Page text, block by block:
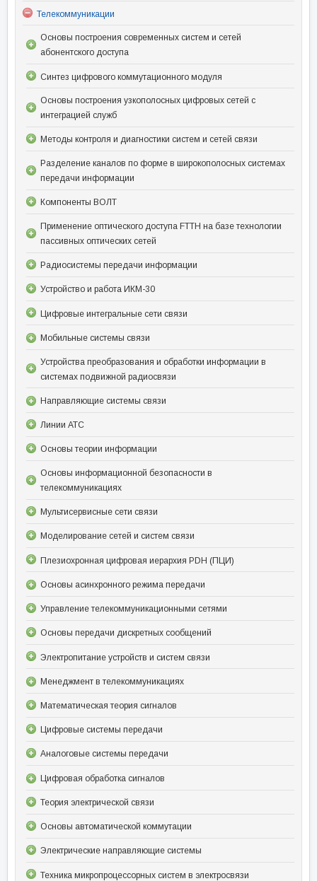
Телекоммуникации
Основы построения современных систем и сетей
абонентского доступа
Синтез цифрового коммутационного модуля
Основы построения узкополосных цифровых сетей с
интеграцией служб
Методы контроля и диагностики систем и сетей связи
Разделение каналов по форме в широкополосных системах
передачи информации
Компоненты ВОЛТ
Применение оптического доступа FTTH на базе технологии
пассивных оптических сетей
Радиосистемы передачи информации
Устройство и работа ИКМ-30
Цифровые интегральные сети связи
Мобильные системы связи
Устройства преобразования и обработки информации в
системах подвижной радиосвязи
Направляющие системы связи
Линии АТС
Основы теории информации
Основы информационной безопасности в
телекоммуникациях
Мультисервисные сети связи
Моделирование сетей и систем связи
Плезиохронная цифровая иерархия PDH (ПЦИ)
Основы асинхронного режима передачи
Управление телекоммуникационными сетями
Основы передачи дискретных сообщений
Электропитание устройств и систем связи
Менеджмент в телекоммуникациях
Математическая теория сигналов
Цифровые системы передачи
Аналоговые системы передачи
Цифровая обработка сигналов
Теория электрической связи
Основы автоматической коммутации
Электрические направляющие системы
Техника микропроцессорных систем в электросвязи